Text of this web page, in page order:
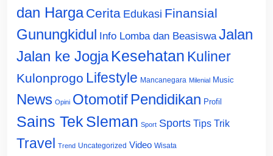
dan Harga Cerita Edukasi Finansial
Gunungkidul Info Lomba dan Beasiswa Jalan
Jalan ke Jogja Kesehatan Kuliner
Kulonprogo Lifestyle Mancanegara Milenial Music
News Opini Otomotif Pendidikan Profil
Sains Tek Sleman Sport Sports Tips Trik
Travel Trend Uncategorized Video Wisata